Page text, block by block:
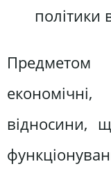
політики
відносини,